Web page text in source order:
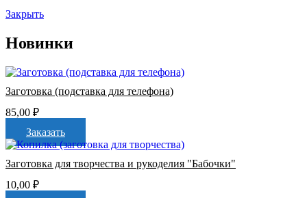
Закрыть
Новинки
Заготовка (подставка для телефона)
85,00 ₽
Заказать
Заготовка для творчества и рукоделия "Бабочки"
10,00 ₽